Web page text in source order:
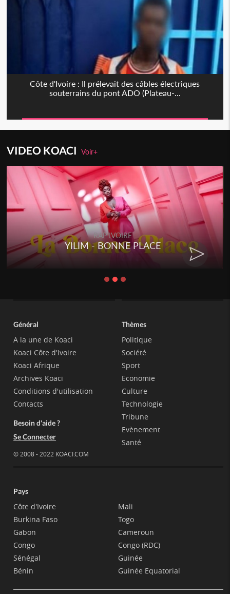
Côte d'Ivoire : Il prélevait des câbles électriques
souterrains du pont ADO (Plateau-...
VIDEO KOACIVoir+
RAP IVOIRE
YILIM - BONNE PLACE
Général
A la une de Koaci
Koaci Côte d'Ivoire
Koaci Afrique
Archives Koaci
Conditions d'utilisation
Contacts
Besoin d'aide ?
Se Connecter
© 2008 - 2022 KOACI.COM
Thèmes
Politique
Société
Sport
Economie
Culture
Technologie
Tribune
Evènement
Santé
Pays
Côte d'Ivoire
Burkina Faso
Gabon
Congo
Sénégal
Bénin
Mali
Togo
Cameroun
Congo (RDC)
Guinée
Guinée Equatorial